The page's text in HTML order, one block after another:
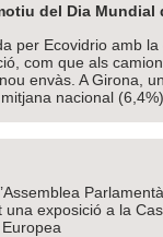
del Dia Mundial
per Ecovidrio amb la
com que als
envàs. A Girona,
nacional (6,4%)
una exposició a la